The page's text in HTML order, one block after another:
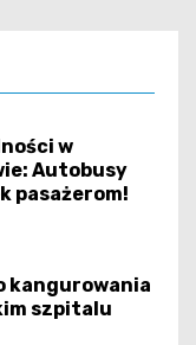
w
Autobusy
pasażerom!
kangurowania
szpitalu